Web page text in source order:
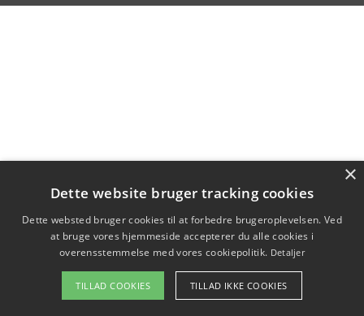
×
Dette website bruger tracking cookies
Dette websted bruger cookies til at forbedre brugeroplevelsen. Ved
at bruge vores hjemmeside accepterer du alle cookies i
overensstemmelse med vores cookiepolitik. Detaljer
TILLAD COOKIES TILLAD IKKE COOKIES